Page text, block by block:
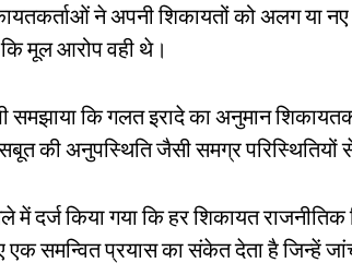
ने अपनी शिकायतों को अलग या
कि मूल आरोप वही थे।
समझाया कि गलत इरादे का अनुमान
की अनुपस्थिति जैसी समग्र परिस्थितियों से
दर्ज किया गया कि हर शिकायत राजनीतिक
एक समन्वित प्रयास का संकेत देता है जिन्हें